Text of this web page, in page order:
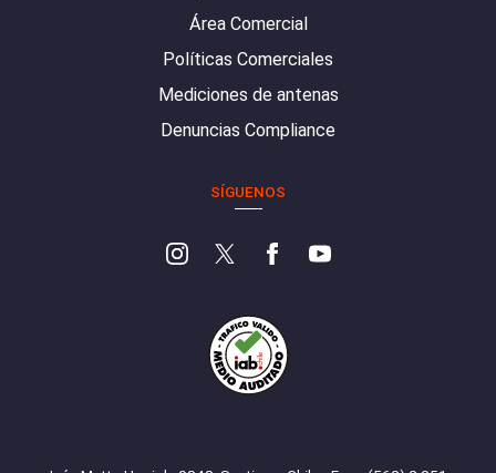
Área Comercial
Políticas Comerciales
Mediciones de antenas
Denuncias Compliance
SÍGUENOS